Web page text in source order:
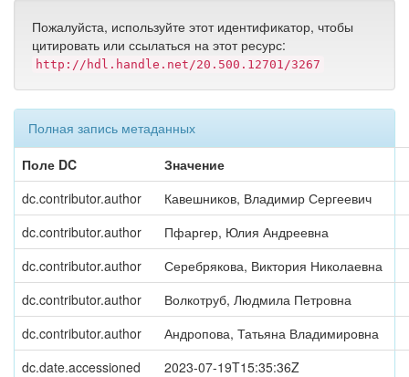
Пожалуйста, используйте этот идентификатор, чтобы
цитировать или ссылаться на этот ресурс:
http://hdl.handle.net/20.500.12701/3267
Полная запись метаданных
Поле DC
Значение
dc.contributor.author
Кавешников, Владимир Сергеевич
dc.contributor.author
Пфаргер, Юлия Андреевна
dc.contributor.author
Серебрякова, Виктория Николаевна
dc.contributor.author
Волкотруб, Людмила Петровна
dc.contributor.author
Андропова, Татьяна Владимировна
dc.date.accessioned
2023-07-19T15:35:36Z